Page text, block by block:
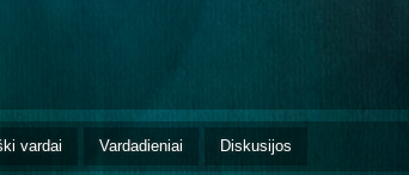
vardai Vardadieniai Diskusijos